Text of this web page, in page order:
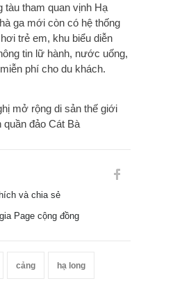
tàu tham quan vịnh Hạ
ga mới còn có hệ thống
trẻ em, khu biểu diễn
tin lữ hành, nước uống,
phí cho du khách.
mở rộng di sản thế giới
quần đảo Cát Bà
và chia sẻ
Page cộng đồng
cảng hạ long